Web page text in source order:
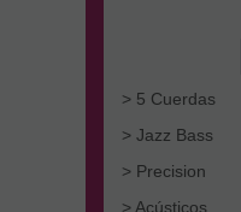
> 5 Cuerdas
> Jazz Bass
> Precision
> Acústicos